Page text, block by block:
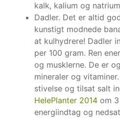
kalk, kalium og
Dadler. Det er altid
kunstigt modnede
at kulhydrere! Dadler
per 100 gram. Ren
og musklerne. De er
mineraler og
stivelse og tilsat salt
HelePlanter 2014 om
energiindtag og